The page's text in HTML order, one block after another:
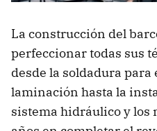
La construcción del
perfeccionar todas sus
desde la soldadura para
laminación hasta la
sistema hidráulico y los